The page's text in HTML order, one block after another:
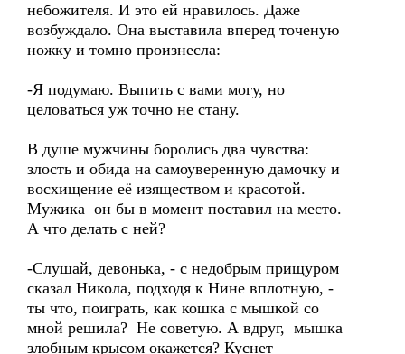
небожителя. И это ей нравилось. Даже
возбуждало. Она выставила вперед точеную
ножку и томно произнесла:
-Я подумаю. Выпить с вами могу, но
целоваться уж точно не стану.
В душе мужчины боролись два чувства:
злость и обида на самоуверенную дамочку и
восхищение её изяществом и красотой.
Мужика он бы в момент поставил на место.
А что делать с ней?
-Слушай, девонька, - с недобрым прищуром
сказал Никола, подходя к Нине вплотную, -
ты что, поиграть, как кошка с мышкой со
мной решила? Не советую. А вдруг, мышка
злобным крысом окажется? Куснет